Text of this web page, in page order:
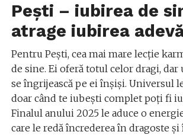
Pești – iubirea de
atrage iubirea
Pentru Pești, cea mai mare lecție
de sine. Ei oferă totul celor dragi, dar
se îngrijească pe ei înșiși. Universul
doar când te iubești complet poți fi
Finalul anului 2025 le aduce o
care le redă încrederea în dragoste și